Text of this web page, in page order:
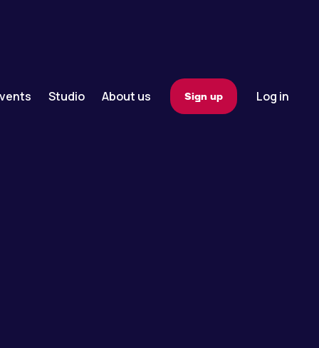
Studio About us Sign up Log in